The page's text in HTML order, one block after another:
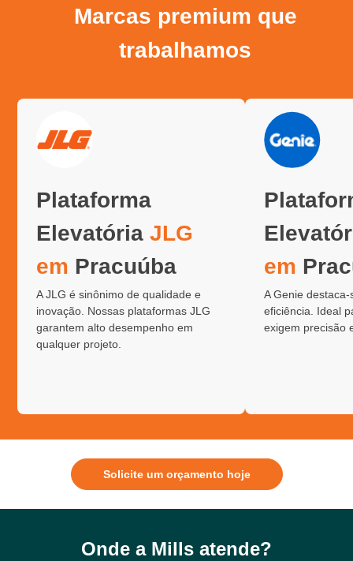
Marcas premium que
trabalhamos
Plataforma
ElevatóriaJLG
em Pracuúba
A JLG é sinônimo de qualidade e
inovação. Nossas plataformas JLG
garantem alto desempenho em
qualquer projeto.
em
A Genie
eficiência. Ideal
exigem precisão
Solicite um orçamento hoje
Onde a Mills atende?